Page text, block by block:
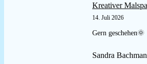
Kreativer
14. Juli 2026
Gern geschehen🌞
Sandra